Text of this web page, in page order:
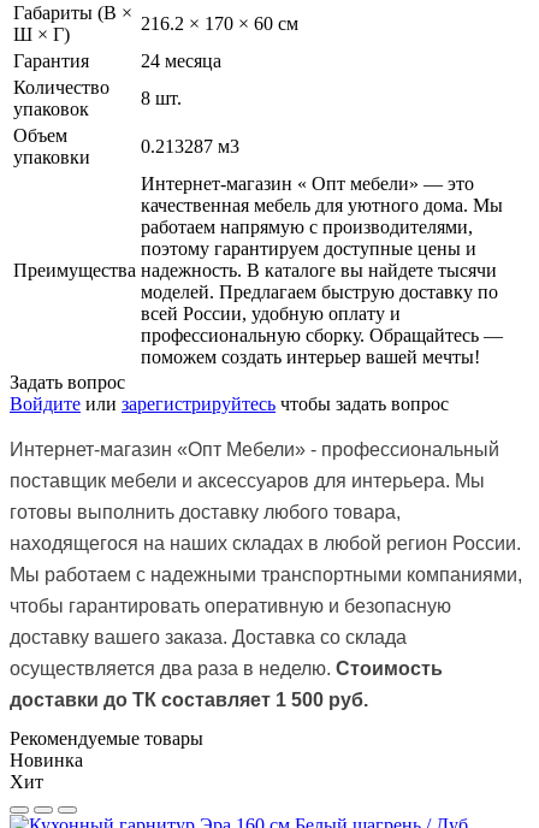
Габариты (В ×
Ш × Г)
216.2 × 170 × 60 см
Гарантия
24 месяца
Количество
упаковок
8 шт.
Объем
упаковки
0.213287 м3
Преимущества
Интернет-магазин « Опт мебели» — это
качественная мебель для уютного дома. Мы
работаем напрямую с производителями,
поэтому гарантируем доступные цены и
надежность. В каталоге вы найдете тысячи
моделей. Предлагаем быструю доставку по
всей России, удобную оплату и
профессиональную сборку. Обращайтесь —
поможем создать интерьер вашей мечты!
Задать вопрос
Войдите или зарегистрируйтесь чтобы задать вопрос
Интернет-магазин «Опт Мебели» - профессиональный
поставщик мебели и аксессуаров для интерьера. Мы
готовы выполнить доставку любого товара,
находящегося на наших складах в любой регион России.
Мы работаем с надежными транспортными компаниями,
чтобы гарантировать оперативную и безопасную
доставку вашего заказа. Доставка со склада
осуществляется два раза в неделю. Стоимость
доставки до ТК составляет 1 500 руб.
Рекомендуемые товары
Новинка
Хит